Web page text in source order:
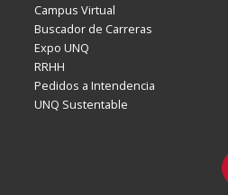
Campus Virtual
Buscador de Carreras
Expo UNQ
RRHH
Pedidos a Intendencia
UNQ Sustentable